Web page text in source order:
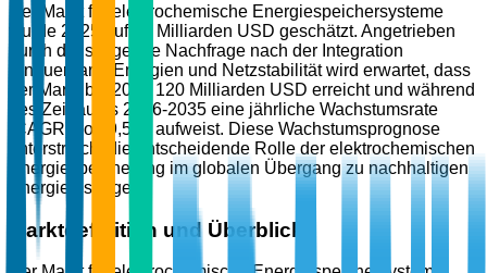
Der Markt für elektrochemische Energiespeichersysteme
wurde 2025 auf 50 Milliarden USD geschätzt. Angetrieben
durch die steigende Nachfrage nach der Integration
erneuerbarer Energien und Netzstabilität wird erwartet, dass
der Markt bis 2035 120 Milliarden USD erreicht und während
des Zeitraums 2026-2035 eine jährliche Wachstumsrate
(CAGR) von 9,5 % aufweist. Diese Wachstumsprognose
unterstreicht die entscheidende Rolle der elektrochemischen
Energiespeicherung im globalen Übergang zu nachhaltigen
Energielösungen.
Marktdefinition und Überblick